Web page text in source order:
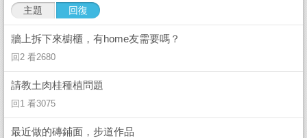
主題 回復
牆上拆下來櫥櫃，有home友需要嗎？
回2 看2680
請教土肉桂種植問題
回1 看3075
最近做的磚鋪面，步道作品